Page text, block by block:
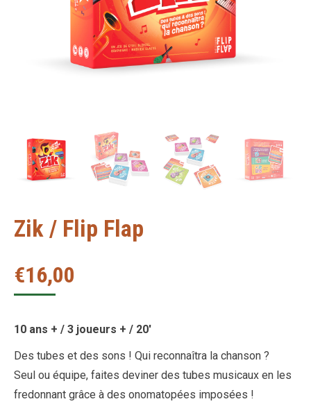
Zik / Flip Flap
€16,00
10 ans + / 3 joueurs + / 20′
Des tubes et des sons ! Qui reconnaîtra la chanson ?
Seul ou équipe, faites deviner des tubes musicaux en les
fredonnant grâce à des onomatopées imposées !